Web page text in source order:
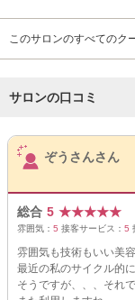
このサロンのすべてのク
サロンの口コミ
サロン
ぞうさんさん
総合 5 ★★★★★
雰囲気： 5 接客サービス： 5
雰囲気も技術もいい美
最近の私のサイクル的
そうですが、、、それ